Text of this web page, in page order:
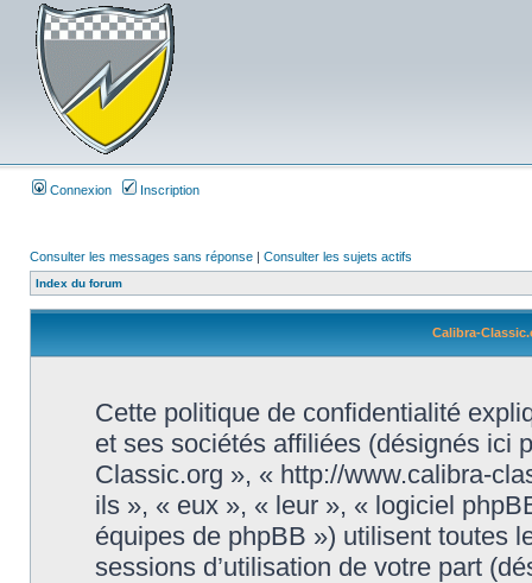
Connexion Inscription
Consulter les messages sans réponse | Consulter les sujets actifs
Index du forum
Calibra-
Cette politique de confidentialité
et ses sociétés affiliées (désignés ici
Classic.org », « http://www.calibra-
ils », « eux », « leur », « logiciel
équipes de phpBB ») utilisent toutes
sessions d’utilisation de votre part